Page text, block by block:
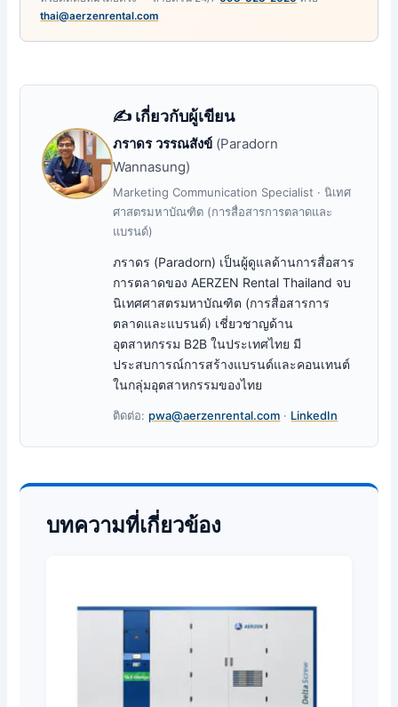
thai@aerzenrental.com
✍️ เกี่ยวกับผู้เขียน
ภราดร วรรณสังข์ (Paradorn
Wannasung)
Marketing Communication Specialist · นิเทศ
ศาสตรมหาบัณฑิต (การสื่อสารการตลาดและ
แบรนด์)
ภราดร (Paradorn) เป็นผู้ดูแลด้านการสื่อสาร
การตลาดของ AERZEN Rental Thailand จบ
นิเทศศาสตรมหาบัณฑิต (การสื่อสารการ
ตลาดและแบรนด์) เชี่ยวชาญด้าน
อุตสาหกรรม B2B ในประเทศไทย มี
ประสบการณ์การสร้างแบรนด์และคอนเทนต์
ในกลุ่มอุตสาหกรรมของไทย
ติดต่อ: pwa@aerzenrental.com · LinkedIn
บทความที่เกี่ยวข้อง